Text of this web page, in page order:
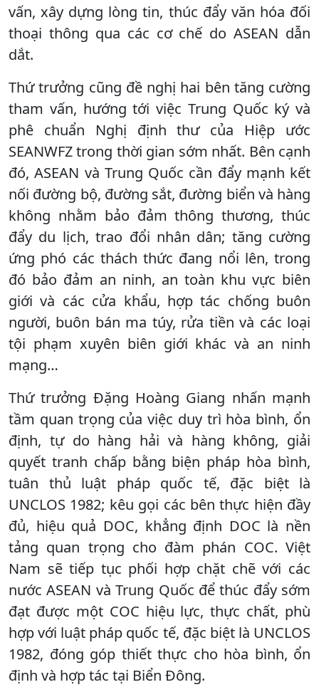
vấn, xây dựng lòng tin, thúc đẩy văn hóa đối
thoại thông qua các cơ chế do ASEAN dẫn
dắt.
Thứ trưởng cũng đề nghị hai bên tăng cường
tham vấn, hướng tới việc Trung Quốc ký và
phê chuẩn Nghị định thư của Hiệp ước
SEANWFZ trong thời gian sớm nhất. Bên cạnh
đó, ASEAN và Trung Quốc cần đẩy mạnh kết
nối đường bộ, đường sắt, đường biển và hàng
không nhằm bảo đảm thông thương, thúc
đẩy du lịch, trao đổi nhân dân; tăng cường
ứng phó các thách thức đang nổi lên, trong
đó bảo đảm an ninh, an toàn khu vực biên
giới và các cửa khẩu, hợp tác chống buôn
người, buôn bán ma túy, rửa tiền và các loại
tội phạm xuyên biên giới khác và an ninh
mạng…
Thứ trưởng Đặng Hoàng Giang nhấn mạnh
tầm quan trọng của việc duy trì hòa bình, ổn
định, tự do hàng hải và hàng không, giải
quyết tranh chấp bằng biện pháp hòa bình,
tuân thủ luật pháp quốc tế, đặc biệt là
UNCLOS 1982; kêu gọi các bên thực hiện đầy
đủ, hiệu quả DOC, khẳng định DOC là nền
tảng quan trọng cho đàm phán COC. Việt
Nam sẽ tiếp tục phối hợp chặt chẽ với các
nước ASEAN và Trung Quốc để thúc đẩy sớm
đạt được một COC hiệu lực, thực chất, phù
hợp với luật pháp quốc tế, đặc biệt là UNCLOS
1982, đóng góp thiết thực cho hòa bình, ổn
định và hợp tác tại Biển Đông.